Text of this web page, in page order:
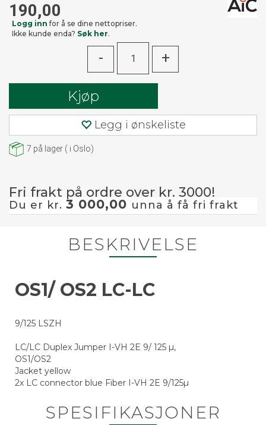
190,00
Logg inn for å se dine nettopriser.
Ikke kunde enda? Søk her.
- +
Kjøp
Legg i ønskeliste
7 på lager ( i Oslo)
Fri frakt på ordre over kr. 3000!
Du er kr. 3 000,00 unna å få fri frakt
BESKRIVELSE
OS1/ OS2 LC-LC
9/125 LSZH
LC/LC Duplex Jumper I-VH 2E 9/ 125 µ,
OS1/OS2
Jacket yellow
2x LC connector blue Fiber I-VH 2E 9/125µ
SPESIFIKASJONER